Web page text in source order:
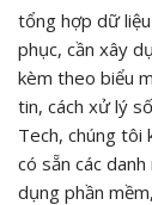
tổng hợp dữ
phục, cần xây
kèm theo biểu
tin, cách xử lý
Tech, chúng tôi
có sẵn các
dụng phần